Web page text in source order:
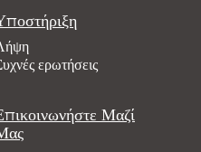
ερωτήσεις
Μαζί